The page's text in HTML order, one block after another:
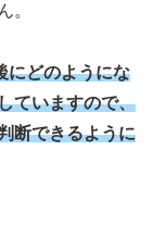
。
にどのようにな
ていますので、
断できるように